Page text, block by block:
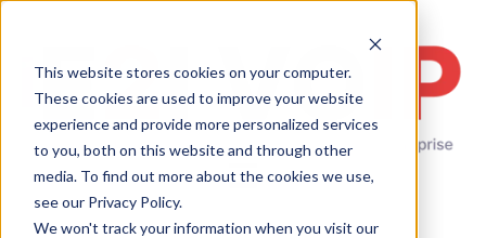
This website stores cookies on your computer.
These cookies are used to improve your website
experience and provide more personalized services
to you, both on this website and through other
media. To find out more about the cookies we use,
see our Privacy Policy.
We won't track your information when you visit our
Open main navigation